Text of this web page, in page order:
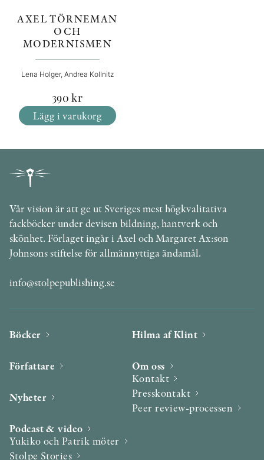
AXEL TÖRNEMAN
OCH
MODERNISMEN
Lena Holger, Andrea Kollnitz
390kr
Lägg i varukorg
Vår vision är att ge ut Sveriges mest högkvalitativa
fackböcker under devisen bildning, hantverk och
skönhet. Förlaget ingår i Axel och Margaret Ax:son
Johnsons stiftelse för allmännyttiga ändamål.
info@stolpepublishing.se
Böcker
Författare
Nyheter
Podcast & video
Yukiko och Patrik möter
Stolpe Stories
Hilma af Klint
Om oss
Kontakt
Presskontakt
Peer review-processen